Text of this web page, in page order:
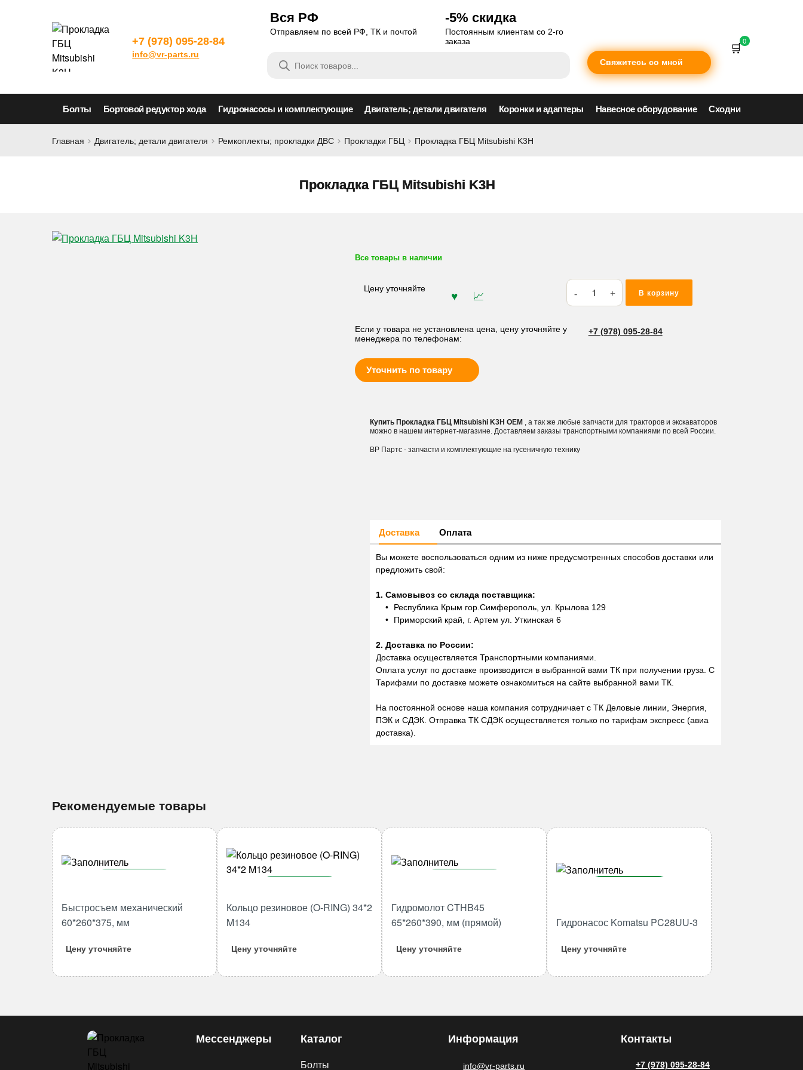
+7 (978) 095-28-84
info@vr-parts.ru
Вся РФ
Отправляем по всей РФ, ТК и почтой
-5% скидка
Постоянным клиентам со 2-го
заказа
товаров Свяжитесь со мной
0
Болты Бортовой редуктор хода Гидронасосы и комплектующие Двигатель; детали двигателя Коронки и адаптеры Навесное оборудование Сходни
Главная Двигатель; детали двигателя Ремкоплекты; прокладки ДВС Прокладки ГБЦ Прокладка ГБЦ Mitsubishi K3H
Прокладка ГБЦ Mitsubishi K3H
Все товары в наличии
Цену уточняйте
Количество
товара
ГБЦ
В корзину
Если у товара не установлена цена, цену уточняйте у
менеджера по телефонам:
+7 (978) 095-28-84
Уточнить по товару
Купить Прокладка ГБЦ Mitsubishi K3H OEM , а так же любые запчасти для тракторов и экскаваторов
можно в нашем интернет-магазине. Доставляем заказы транспортными компаниями по всей России.
ВР Партс - запчасти и комплектующие на гусеничную технику
Доставка Оплата
Вы можете воспользоваться одним из ниже предусмотренных способов доставки или
предложить свой:
1. Самовывоз со склада поставщика:
Республика Крым гор.Симферополь, ул. Крылова 129
Приморский край, г. Артем ул. Уткинская 6
2. Доставка по России:
Доставка осуществляется Транспортными компаниями.
Оплата услуг по доставке производится в выбранной вами ТК при получении груза. С
Тарифами по доставке можете ознакомиться на сайте выбранной вами ТК.
На постоянной основе наша компания сотрудничает с ТК Деловые линии, Энергия,
ПЭК и СДЭК. Отправка ТК СДЭК осуществляется только по тарифам экспресс (авиа
доставка).
Рекомендуемые товары
Количество
товара
Быстросъем механический
60*260*375, мм
Цену уточняйте
Количество
RING)
Кольцо резиновое (O-RING) 34*2
M134
Цену уточняйте
Количество
товара
Гидромолот
Гидромолот CTHB45
65*260*390, мм (прямой)
Цену уточняйте
товара
3
Гидронасос Komatsu PC28UU-3
Цену уточняйте
Мессенджеры Каталог
Болты
Информация
info@vr-parts.ru
Контакты
+7 (978) 095-28-84